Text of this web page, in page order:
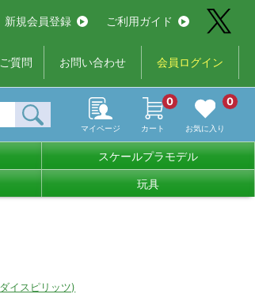
新規会員登録 ご利用ガイド
質問 お問い合わせ 会員ログイン
マイページ カート
0
お気に入り
0
スケールプラモデル
玩具
イスピリッツ)